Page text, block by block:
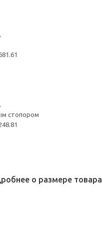
стопором
о размере товара